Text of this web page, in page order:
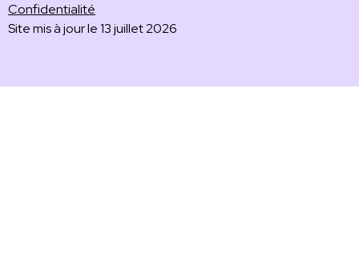
Confidentialité
Site mis à jour le 13 juillet 2026